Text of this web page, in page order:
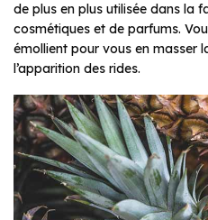
de plus en plus utilisée dans la
cosmétiques et de parfums.
émollient pour vous en masser
l’apparition des rides.